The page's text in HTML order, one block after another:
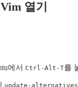
열기
에서 Ctrl-Alt-T를
update-alternatives